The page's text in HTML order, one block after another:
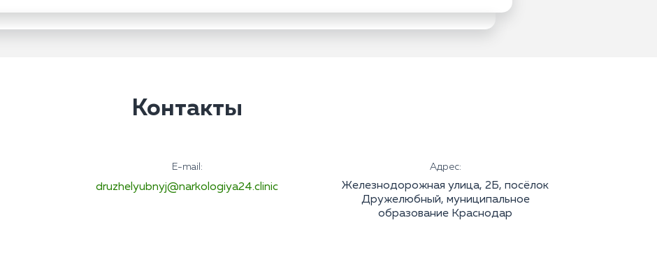
Контакты
E-mail:
druzhelyubnyj@narkologiya24.clinic
Адрес:
Железнодорожная улица, 2Б, посёлок
Дружелюбный, муниципальное
образование Краснодар